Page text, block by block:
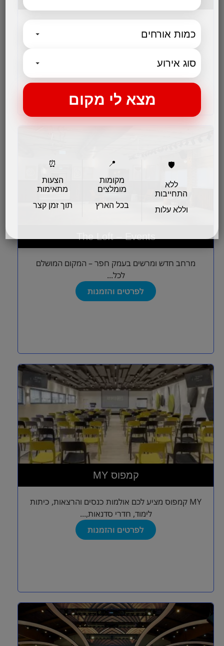
The Loft – Events
מרחב חדש ומרשים בעמק חפר – המקום המושלם
לכל...
לפרטים והזמנות
MY קמפוס
MY קמפוס מציע לכם אולמות כנסים והרצאות, כיתות
לימוד, חדרי סדנאות,...
לפרטים והזמנות
🛡️
ללא
התחייבות
וללא עלות
📍
מקומות
מומלצים
בכל הארץ
⏰
הצעות
מתאימות
תוך זמן קצר